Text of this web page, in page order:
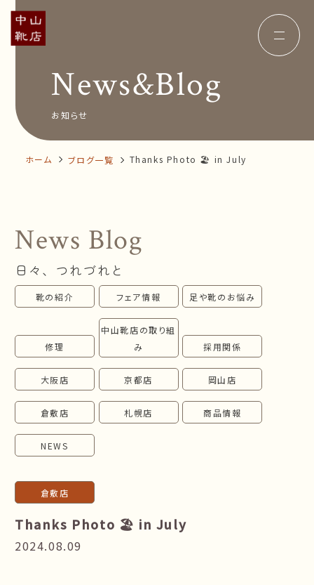
Concept コンセプト
Insole オーダー中敷き
News&Blog
Company 会社概要
オンラインショップ
お問い合わせ
News&Blog
お知らせ
ホーム ブログ一覧 Thanks Photo 🏖 in July
News Blog
日々、つれづれと
靴の紹介 フェア情報 足や靴のお悩み
修理
中山靴店の取り組
み
採用関係
大阪店 京都店 岡山店
倉敷店 札幌店 商品情報
NEWS
倉敷店
Thanks Photo 🏖 in July
2024.08.09